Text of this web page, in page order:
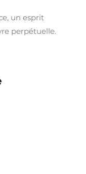
un esprit
perpétuelle.